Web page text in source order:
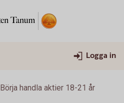
Logga in
Börja handla aktier 18-21 år